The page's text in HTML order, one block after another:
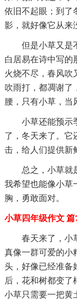
依旧不起眼；到了
影，就好像它从来
但是小草又是
白居易在诗中写的
火烧不尽，春风吹
吹雨打，都凋谢了
腰，只有小草，当
小草还能预示
了，冬天来了。它
击，给人们提供新
总之，小草就
我希望也能像小草
胸，勇敢面对。
小草四年级作文 篇
春天来了，小
真像一群可爱的小
头，好像已经准备
后，花和树都变了
小草只需要一把黄